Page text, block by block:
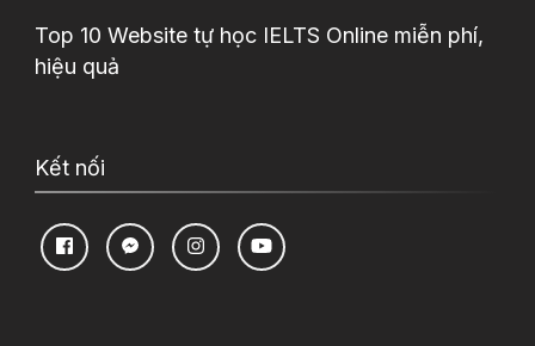
Top 10 Website tự học IELTS Online miễn phí,
hiệu quả
Kết nối